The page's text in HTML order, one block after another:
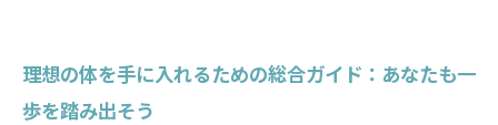
理想の体を手に入れるための総合ガイド：あなたも一
歩を踏み出そう